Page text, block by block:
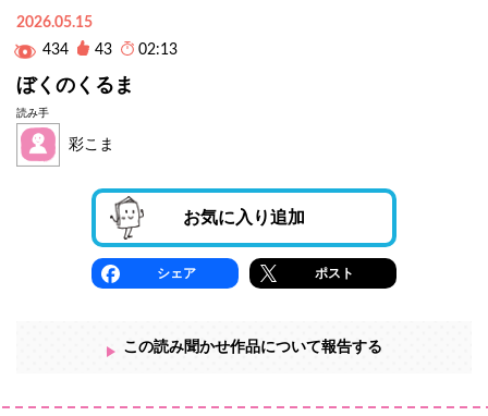
2026.05.15
434
43 02:13
ぼくのくるま
読み手
彩こま
お気に入り追加
シェア ポスト
この読み聞かせ作品について報告する